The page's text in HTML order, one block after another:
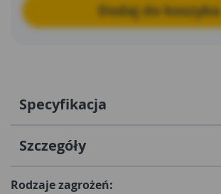
Dodaj do koszyka
Specyfikacja
Szczegóły
Rodzaje zagrożeń: